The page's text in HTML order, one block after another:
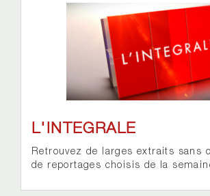
L'INTEGRALE
Retrouvez de larges extraits sans
de reportages choisis de la